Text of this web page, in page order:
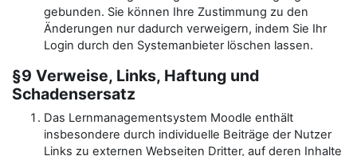
gebunden. Sie können Ihre Zustimmung zu den
Änderungen nur dadurch verweigern, indem Sie Ihr
Login durch den Systemanbieter löschen lassen.
§9 Verweise, Links, Haftung und
Schadensersatz
Das Lernmanagementsystem Moodle enthält
insbesondere durch individuelle Beiträge der Nutzer
Links zu externen Webseiten Dritter, auf deren Inhalte